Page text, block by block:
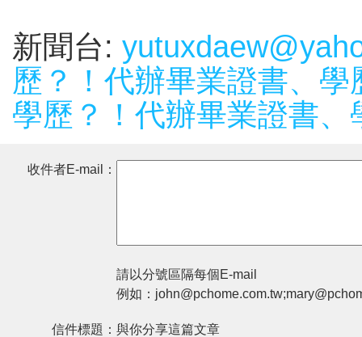
新聞台:
歷？！代辦畢業證書、學
學歷？！代辦畢業證書、
收件者E-mail：
請以分號區隔每個E-mail
例如：
信件標題： 與你分享這篇文章